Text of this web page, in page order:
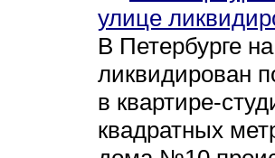
улице
В Петербурге
ликвидирован
в квартире-
квадратных